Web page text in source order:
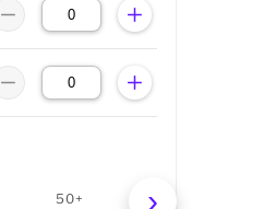
50+ 100+